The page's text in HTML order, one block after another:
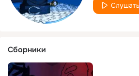
Слушать
Сборники